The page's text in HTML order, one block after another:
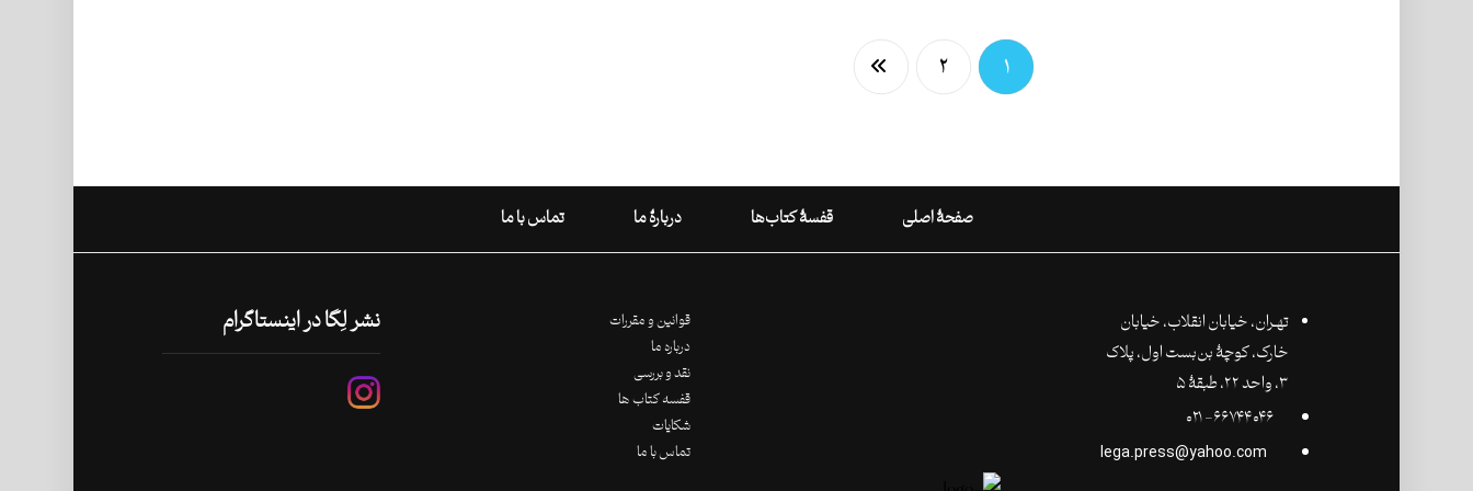
۱ ۲
صفحۀ اصلی قفسۀ کتاب‌ها دربارۀ ما تماس با ما
تهـران،‌ خیابان انقلاب، خیابان
خارک، کوچۀ بن‌بست اول، پلاک
۳، واحد ۲۲، طبقۀ ۵
قوانین و مقررات
درباره ما
نقد و بررسی
قفسه کتاب ها
شکایات
تماس با ما
نشر لِگا در اینستاگرام